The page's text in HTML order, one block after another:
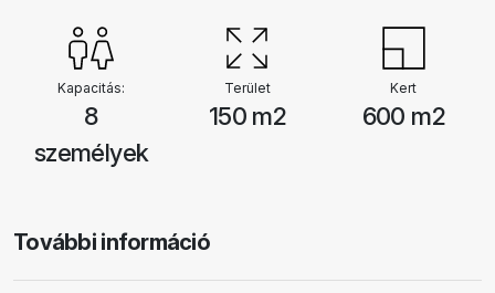
használható teniszpálya és egy játszótér mesterséges patakkal és
különféle létesítményekkel.
Kapacitás:
8
személyek
Terület
150 m2
Kert
600 m2
További információ